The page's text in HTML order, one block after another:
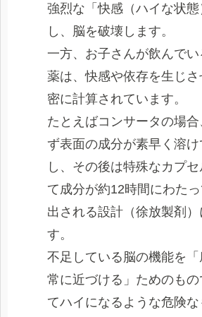
強烈な「快感（ハイな状
し、脳を破壊します。
一方、お子さんが飲んで
薬は、快感や依存を生じ
密に計算されています。
たとえばコンサータの場合
ず表面の成分が素早く溶
し、その後は特殊なカプ
て成分が約12時間にわた
出される設計（徐放製剤）
す。
不足している脳の機能を
常に近づける」ためのもの
てハイになるような危険な